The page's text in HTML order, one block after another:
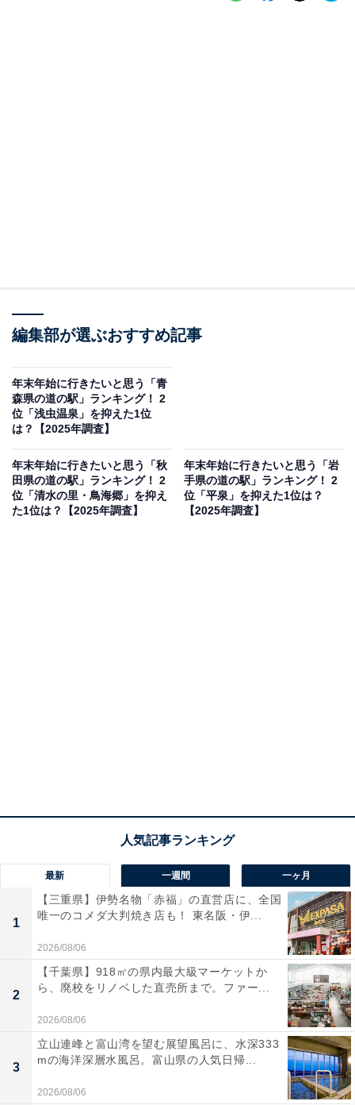
編集部が選ぶおすすめ記事
年末年始に行きたいと思う「青
森県の道の駅」ランキング！ 2
位「浅虫温泉」を抑えた1位
は？【2025年調査】
年末年始に行きたいと思う「秋
田県の道の駅」ランキング！ 2
位「清水の里・鳥海郷」を抑え
た1位は？【2025年調査】
年末年始に行きたいと思う「岩
手県の道の駅」ランキング！ 2
位「平泉」を抑えた1位は？
【2025年調査】
最新 一週間 一ヶ月
1
【三重県】伊勢名物「赤福」の直営店に、全国
唯一のコメダ大判焼き店も！ 東名阪・伊...
2026/08/06
2
【千葉県】918㎡の県内最大級マーケットか
ら、廃校をリノベした直売所まで。ファー...
2026/08/06
3
立山連峰と富山湾を望む展望風呂に、水深333
mの海洋深層水風呂。富山県の人気日帰...
2026/08/06